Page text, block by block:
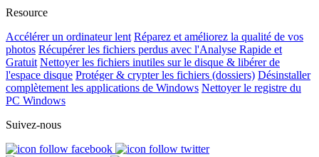
Resource
Accélérer un ordinateur lent Réparez et améliorez la qualité de vos
photos Récupérer les fichiers perdus avec l'Analyse Rapide et
Gratuit Nettoyer les fichiers inutiles sur le disque & libérer de
l'espace disque Protéger & crypter les fichiers (dossiers) Désinstaller
complètement les applications de Windows Nettoyer le registre du
PC Windows
Suivez-nous